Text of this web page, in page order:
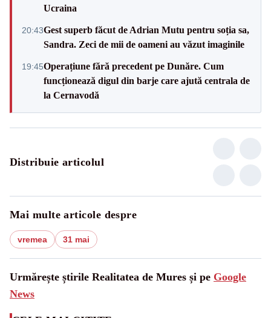
Ucraina
20:43Gest superb făcut de Adrian Mutu pentru soția sa,
Sandra. Zeci de mii de oameni au văzut imaginile
19:45Operațiune fără precedent pe Dunăre. Cum
funcționează digul din barje care ajută centrala de
la Cernavodă
Distribuie articolul
Mai multe articole despre
vremea 31 mai
Urmărește știrile Realitatea de Mures și pe Google
News